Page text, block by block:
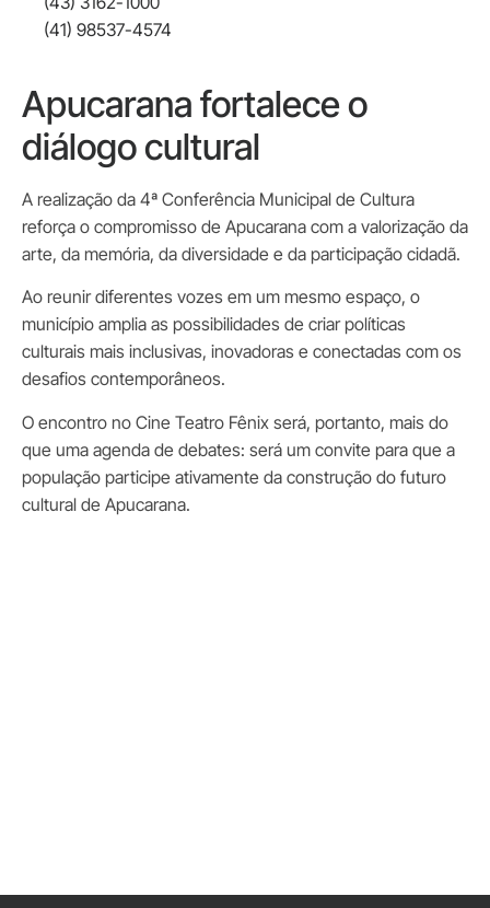
(41) 98537-4574
Apucarana fortalece o
diálogo cultural
A realização da 4ª Conferência Municipal de Cultura
reforça o compromisso de Apucarana com a valorização da
arte, da memória, da diversidade e da participação cidadã.
Ao reunir diferentes vozes em um mesmo espaço, o
município amplia as possibilidades de criar políticas
culturais mais inclusivas, inovadoras e conectadas com os
desafios contemporâneos.
O encontro no Cine Teatro Fênix será, portanto, mais do
que uma agenda de debates: será um convite para que a
população participe ativamente da construção do futuro
cultural de Apucarana.